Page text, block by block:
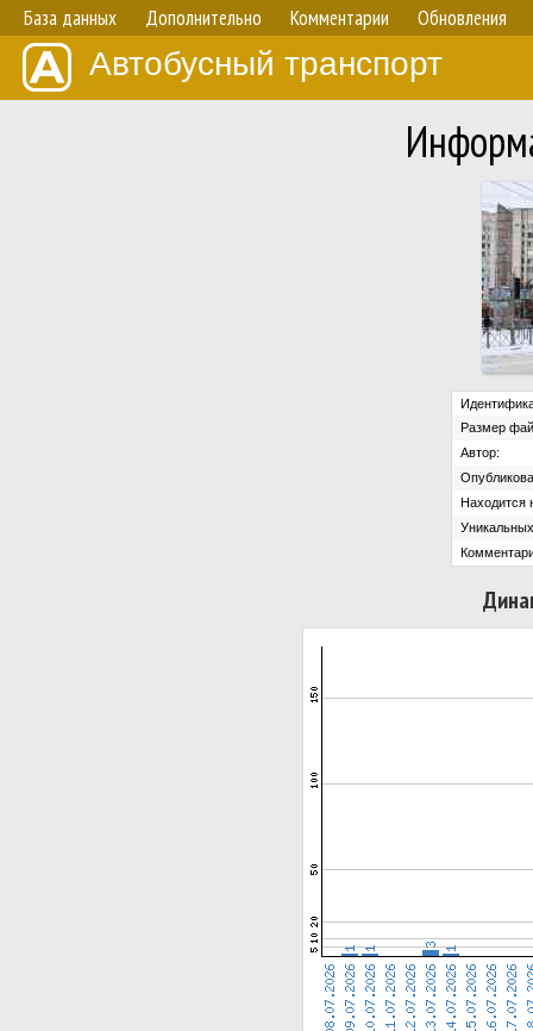
База данных Дополнительно Комментарии Обновления
Автобусный транспорт
Размер
Автор:
Находится